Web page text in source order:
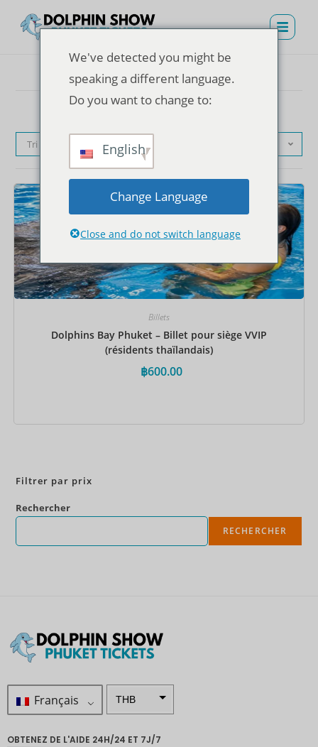
Tri par défaut
Billets
Dolphins Bay Phuket – Billet pour siège VVIP
(résidents thaïlandais)
฿600.00
Filtrer par prix
Rechercher
RECHERCHER
Français THB
OBTENEZ DE L'AIDE 24H/24 ET 7J/7
We've detected you might be
speaking a different language.
Do you want to change to:
English
Change Language
Close and do not switch language